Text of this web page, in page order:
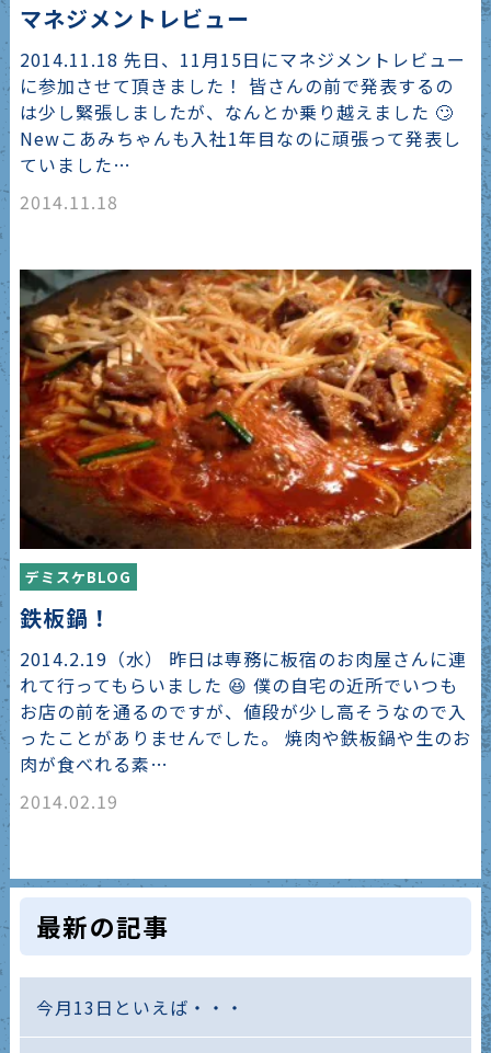
マネジメントレビュー
2014.11.18 先日、11月15日にマネジメントレビュー
に参加させて頂きました！ 皆さんの前で発表するの
は少し緊張しましたが、なんとか乗り越えました 🙄
Newこあみちゃんも入社1年目なのに頑張って発表し
ていました…
2014.11.18
デミスケBLOG
鉄板鍋！
2014.2.19（水） 昨日は専務に板宿のお肉屋さんに連
れて行ってもらいました 😆 僕の自宅の近所でいつも
お店の前を通るのですが、値段が少し高そうなので入
ったことがありませんでした。 焼肉や鉄板鍋や生のお
肉が食べれる素…
2014.02.19
最新の記事
今月13日といえば・・・